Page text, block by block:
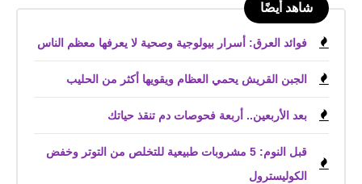
شاهد أيضًا
فوائد العرق: أسرار بيولوجية وصحية لا يعرفها معظم الناس
الجبن القريش يحمي العظام ويقويها أكثر من الحليب
بعد الأربعين.. أربعة فحوصات دم تنقذ حياتك
قبل النوم: 5 مشروبات طبيعية للتخلص من التوتر وخفض
الكوليسترول